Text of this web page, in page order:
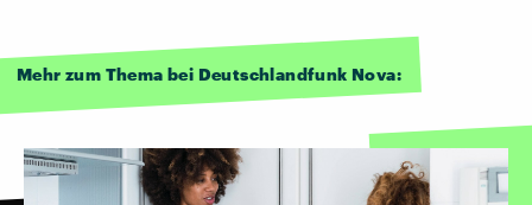
Mehr zum Thema bei Deutschlandfunk Nova: